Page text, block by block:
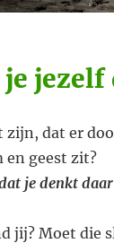
je
zijn, dat er
en geest zit?
je denkt
jij? Moet die